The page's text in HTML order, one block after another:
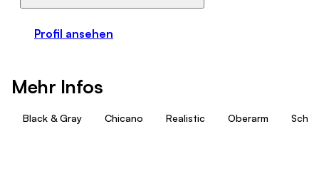
Profil ansehen
Mehr Infos
Black & Gray Chicano Realistic Oberarm